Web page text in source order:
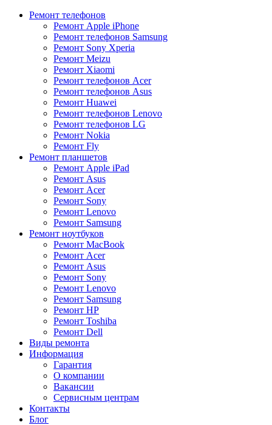
Ремонт телефонов
Ремонт Apple iPhone
Ремонт телефонов Samsung
Ремонт Sony Xperia
Ремонт Meizu
Ремонт Xiaomi
Ремонт телефонов Acer
Ремонт телефонов Asus
Ремонт Huawei
Ремонт телефонов Lenovo
Ремонт телефонов LG
Ремонт Nokia
Ремонт Fly
Ремонт планшетов
Ремонт Apple iPad
Ремонт Asus
Ремонт Acer
Ремонт Sony
Ремонт Lenovo
Ремонт Samsung
Ремонт ноутбуков
Ремонт MacBook
Ремонт Acer
Ремонт Asus
Ремонт Sony
Ремонт Lenovo
Ремонт Samsung
Ремонт HP
Ремонт Toshiba
Ремонт Dell
Виды ремонта
Информация
Гарантия
О компании
Вакансии
Сервисным центрам
Контакты
Блог